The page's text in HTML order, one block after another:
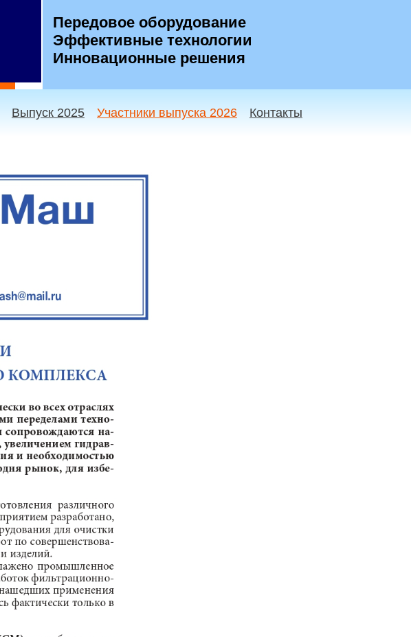
Передовое оборудование
Эффективные технологии
Инновационные решения
Выпуск 2025 Участники выпуска 2026 Контакты